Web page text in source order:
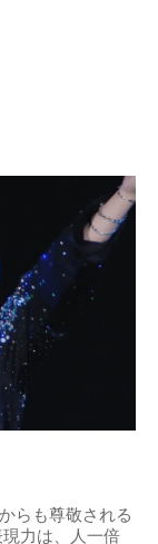
らも尊敬される
力は、人一倍